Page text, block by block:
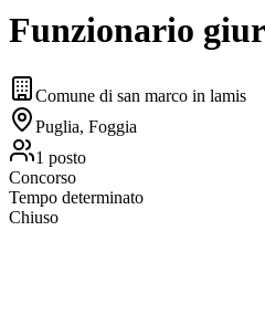
Funzionario
Comune di san marco in lamis
Puglia, Foggia
1 posto
Concorso
Tempo determinato
Chiuso